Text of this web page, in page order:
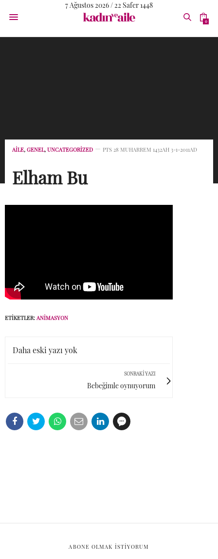
7 Ağustos 2026 / 22 Safer 1448
0
AİLE, GENEL, UNCATEGORIZED PTS 28 MUHARREM 1432AH 3-1-2011AD
Elham Bu
ETIKETLER: ANIMASYON
Daha eski yazı yok
SONRAKI YAZI
Bebeğimle oynuyorum
ABONE OLMAK ISTIYORUM